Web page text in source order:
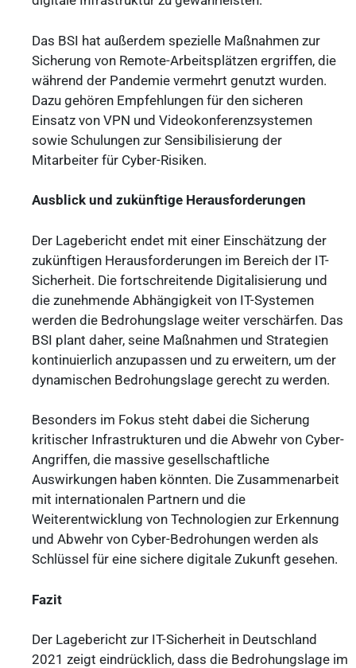
Das BSI hat außerdem spezielle Maßnahmen zur
Sicherung von Remote-Arbeitsplätzen ergriffen, die
während der Pandemie vermehrt genutzt wurden.
Dazu gehören Empfehlungen für den sicheren
Einsatz von VPN und Videokonferenzsystemen
sowie Schulungen zur Sensibilisierung der
Mitarbeiter für Cyber-Risiken.
Ausblick und zukünftige Herausforderungen
Der Lagebericht endet mit einer Einschätzung der
zukünftigen Herausforderungen im Bereich der IT-
Sicherheit. Die fortschreitende Digitalisierung und
die zunehmende Abhängigkeit von IT-Systemen
werden die Bedrohungslage weiter verschärfen. Das
BSI plant daher, seine Maßnahmen und Strategien
kontinuierlich anzupassen und zu erweitern, um der
dynamischen Bedrohungslage gerecht zu werden.
Besonders im Fokus steht dabei die Sicherung
kritischer Infrastrukturen und die Abwehr von Cyber-
Angriffen, die massive gesellschaftliche
Auswirkungen haben könnten. Die Zusammenarbeit
mit internationalen Partnern und die
Weiterentwicklung von Technologien zur Erkennung
und Abwehr von Cyber-Bedrohungen werden als
Schlüssel für eine sichere digitale Zukunft gesehen.
Fazit
Der Lagebericht zur IT-Sicherheit in Deutschland
2021 zeigt eindrücklich, dass die Bedrohungslage im